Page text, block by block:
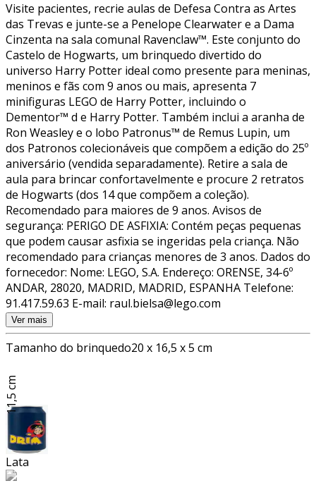
Visite pacientes, recrie aulas de Defesa Contra as Artes
das Trevas e junte-se a Penelope Clearwater e a Dama
Cinzenta na sala comunal Ravenclaw™. Este conjunto do
Castelo de Hogwarts, um brinquedo divertido do
universo Harry Potter ideal como presente para meninas,
meninos e fãs com 9 anos ou mais, apresenta 7
minifiguras LEGO de Harry Potter, incluindo o
Dementor™ d e Harry Potter. Também inclui a aranha de
Ron Weasley e o lobo Patronus™ de Remus Lupin, um
dos Patronos colecionáveis que compõem a edição do 25º
aniversário (vendida separadamente). Retire a sala de
aula para brincar confortavelmente e procure 2 retratos
de Hogwarts (dos 14 que compõem a coleção).
Recomendado para maiores de 9 anos. Avisos de
segurança: PERIGO DE ASFIXIA: Contém peças pequenas
que podem causar asfixia se ingeridas pela criança. Não
recomendado para crianças menores de 3 anos. Dados do
fornecedor: Nome: LEGO, S.A. Endereço: ORENSE, 34-6º
ANDAR, 28020, MADRID, MADRID, ESPANHA Telefone:
91.417.59.63 E-mail: raul.bielsa@lego.com
Ver mais
Tamanho do brinquedo20 x 16,5 x 5 cm
11,5 cm
Lata